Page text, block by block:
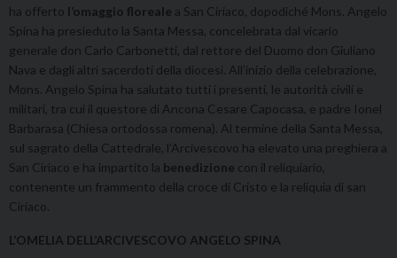
ha offerto l’omaggio floreale a San Ciriaco, dopodiché Mons. Angelo
Spina ha presieduto la Santa Messa, concelebrata dal vicario
generale don Carlo Carbonetti, dal rettore del Duomo don Giuliano
Nava e dagli altri sacerdoti della diocesi. All’inizio della celebrazione,
Mons. Angelo Spina ha salutato tutti i presenti, le autorità civili e
militari, tra cui il questore di Ancona Cesare Capocasa, e padre Ionel
Barbarasa (Chiesa ortodossa romena). Al termine della Santa Messa,
sul sagrato della Cattedrale, l’Arcivescovo ha elevato una preghiera a
San Ciriaco e ha impartito la benedizione con il reliquiario,
contenente un frammento della croce di Cristo e la reliquia di san
Ciriaco.
L’OMELIA DELL’ARCIVESCOVO ANGELO SPINA